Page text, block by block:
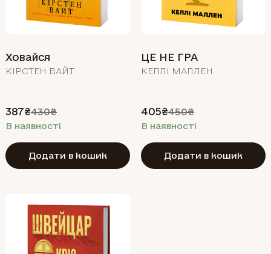
Ховайся
КІРСТЕН ВАЙТ
387₴430₴
В наявності
Додати в кошик
ЦЕ НЕ ГРА
КЕЛЛІ МАЛЛЕН
405₴450₴
В наявності
Додати в кошик